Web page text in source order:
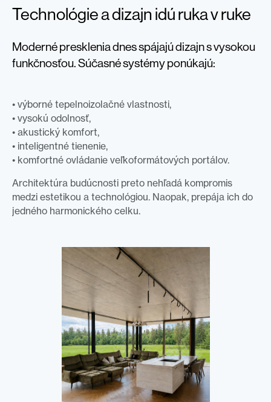
Technológie a dizajn idú ruka v ruke
Moderné presklenia dnes spájajú dizajn s vysokou
funkčnosťou. Súčasné systémy ponúkajú:
• výborné tepelnoizolačné vlastnosti,
• vysokú odolnosť,
• akustický komfort,
• inteligentné tienenie,
• komfortné ovládanie veľkoformátových portálov.
Architektúra budúcnosti preto nehľadá kompromis
medzi estetikou a technológiou. Naopak, prepája ich do
jedného harmonického celku.